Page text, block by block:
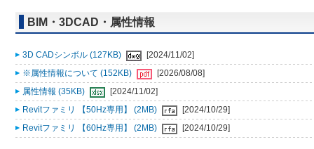
BIM・3DCAD・属性情報
3D CADシンボル (127KB)
[2024/11/02]
※属性情報について (152KB)
[2026/08/08]
属性情報 (35KB)
[2024/11/02]
Revitファミリ 【50Hz専用】 (2MB)
[2024/10/29]
Revitファミリ 【60Hz専用】 (2MB)
[2024/10/29]